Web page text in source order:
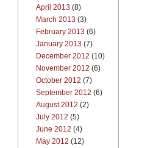
April 2013 (8)
March 2013 (3)
February 2013 (6)
January 2013 (7)
December 2012 (10)
November 2012 (6)
October 2012 (7)
September 2012 (6)
August 2012 (2)
July 2012 (5)
June 2012 (4)
May 2012 (12)